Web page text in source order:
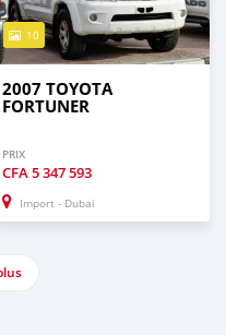
10
2007 TOYOTA
FORTUNER
PRIX
CFA5 347 593
Import - Dubai